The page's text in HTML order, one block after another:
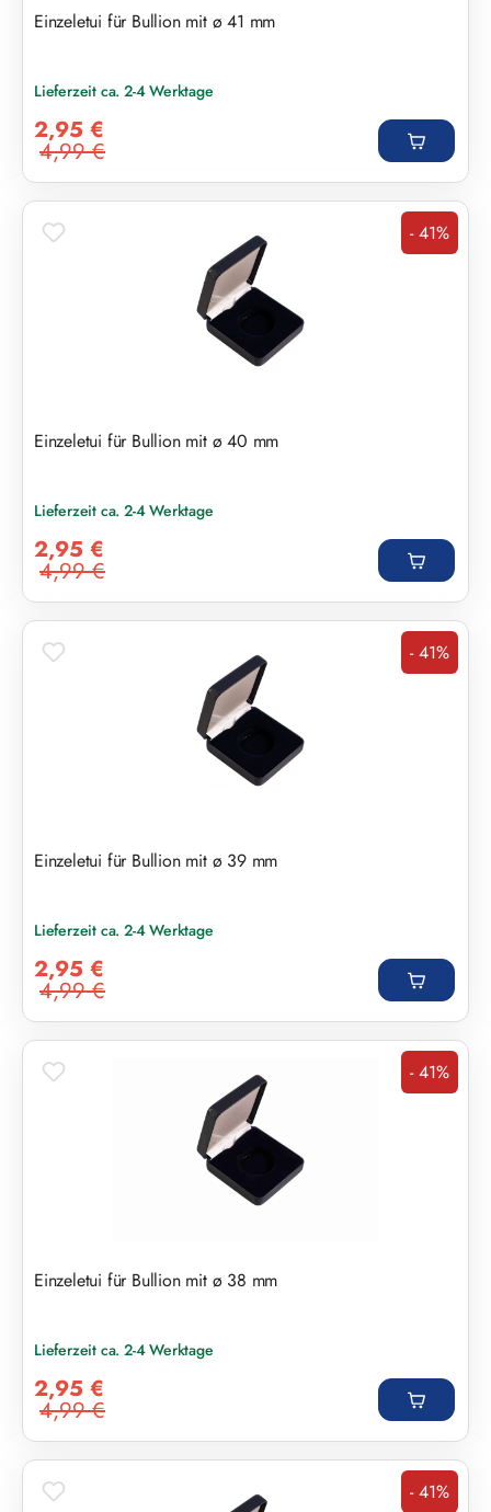
Einzeletui für Bullion mit ø 41 mm
Lieferzeit ca. 2-4 Werktage
2,95 €
Regulärer Preis:
4,99 €
Rabatt
- 41%
Einzeletui für Bullion mit ø 40 mm
Lieferzeit ca. 2-4 Werktage
2,95 €
Regulärer Preis:
4,99 €
Rabatt
- 41%
Einzeletui für Bullion mit ø 39 mm
Lieferzeit ca. 2-4 Werktage
2,95 €
Regulärer Preis:
4,99 €
Rabatt
- 41%
Einzeletui für Bullion mit ø 38 mm
Lieferzeit ca. 2-4 Werktage
2,95 €
Regulärer Preis:
4,99 €
Rabatt
- 41%